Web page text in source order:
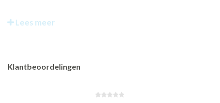
Lees meer
Klantbeoordelingen